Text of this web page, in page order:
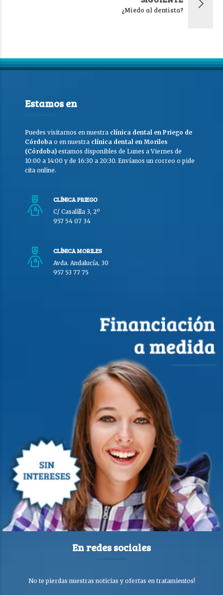
¿Miedo al dentista?
Estamos en
Puedes visitarnos en nuestra clínica dental en Priego de
Córdoba o en nuestra clínica dental en Moriles
(Córdoba) estamos disponibles de Lunes a Viernes de
10:00 a 14:00 y de 16:30 a 20:30. Envíanos un correo o pide
cita online.
CLÍNICA PRIEGO
C/ Casalilla 3, 2º
957 54 07 34
CLÍNICA MORILES
Avda. Andalucía, 30
957 53 77 75
En redes sociales
No te pierdas nuestras noticias y ofertas en tratamientos!